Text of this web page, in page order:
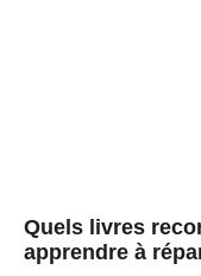
Quels livres
apprendre à